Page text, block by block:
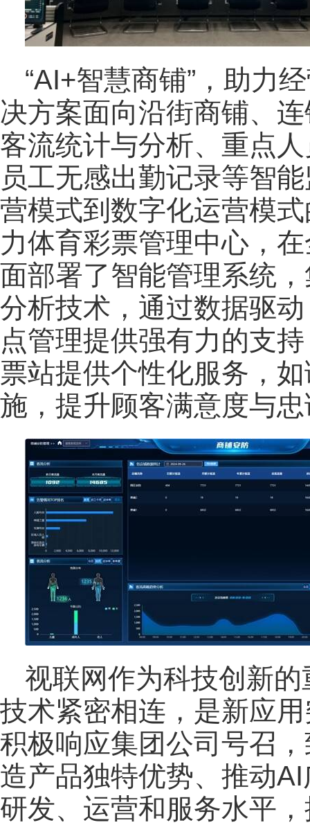
“AI+智慧商铺”，助力
决方案面向沿街商铺、
客流统计与分析、重点
员工无感出勤记录等智
营模式到数字化运营模
力体育彩票管理中心，
面部署了智能管理系统
分析技术，通过数据驱
点管理提供强有力的支
票站提供个性化服务，
施，提升顾客满意度与
视联网作为科技创新
技术紧密相连，是新应
积极响应集团公司号召
造产品独特优势、推动
研发、运营和服务水平